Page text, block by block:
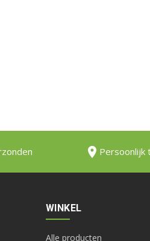
Persoonlijk
WINKEL
Alle producten